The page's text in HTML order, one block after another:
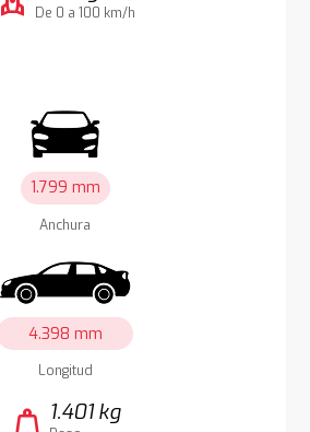
De 0 a 100 km/h
1.799 mm
Anchura
4.398 mm
Longitud
weight 1.401 kg